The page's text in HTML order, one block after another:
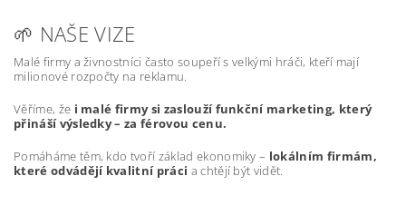
🌱 NAŠE VIZE
Malé firmy a živnostníci často soupeří s velkými hráči, kteří mají
milionové rozpočty na reklamu.
Věříme, že i malé firmy si zaslouží funkční marketing, který
přináší výsledky – za férovou cenu.
Pomáháme těm, kdo tvoří základ ekonomiky – lokálním firmám,
které odvádějí kvalitní práci a chtějí být vidět.